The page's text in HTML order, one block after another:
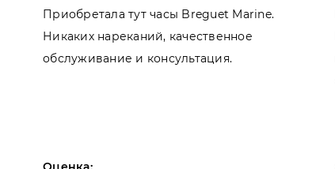
Приобретала тут часы Breguet Marine.
Никаких нареканий, качественное
обслуживание и консультация.